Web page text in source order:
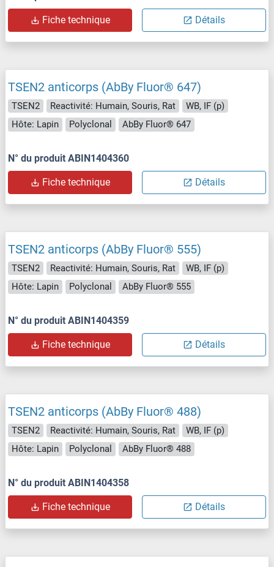
Fiche technique Détails
TSEN2 anticorps (AbBy Fluor® 647)
TSEN2 Reactivité: Humain, Souris, Rat
WB, IF (p)
Hôte: Lapin
Polyclonal AbBy Fluor® 647
N° du produit ABIN1404360
Fiche technique Détails
TSEN2 anticorps (AbBy Fluor® 555)
TSEN2 Reactivité: Humain, Souris, Rat
WB, IF (p)
Hôte: Lapin
Polyclonal AbBy Fluor® 555
N° du produit ABIN1404359
Fiche technique Détails
TSEN2 anticorps (AbBy Fluor® 488)
TSEN2 Reactivité: Humain, Souris, Rat
WB, IF (p)
Hôte: Lapin
Polyclonal AbBy Fluor® 488
N° du produit ABIN1404358
Fiche technique Détails